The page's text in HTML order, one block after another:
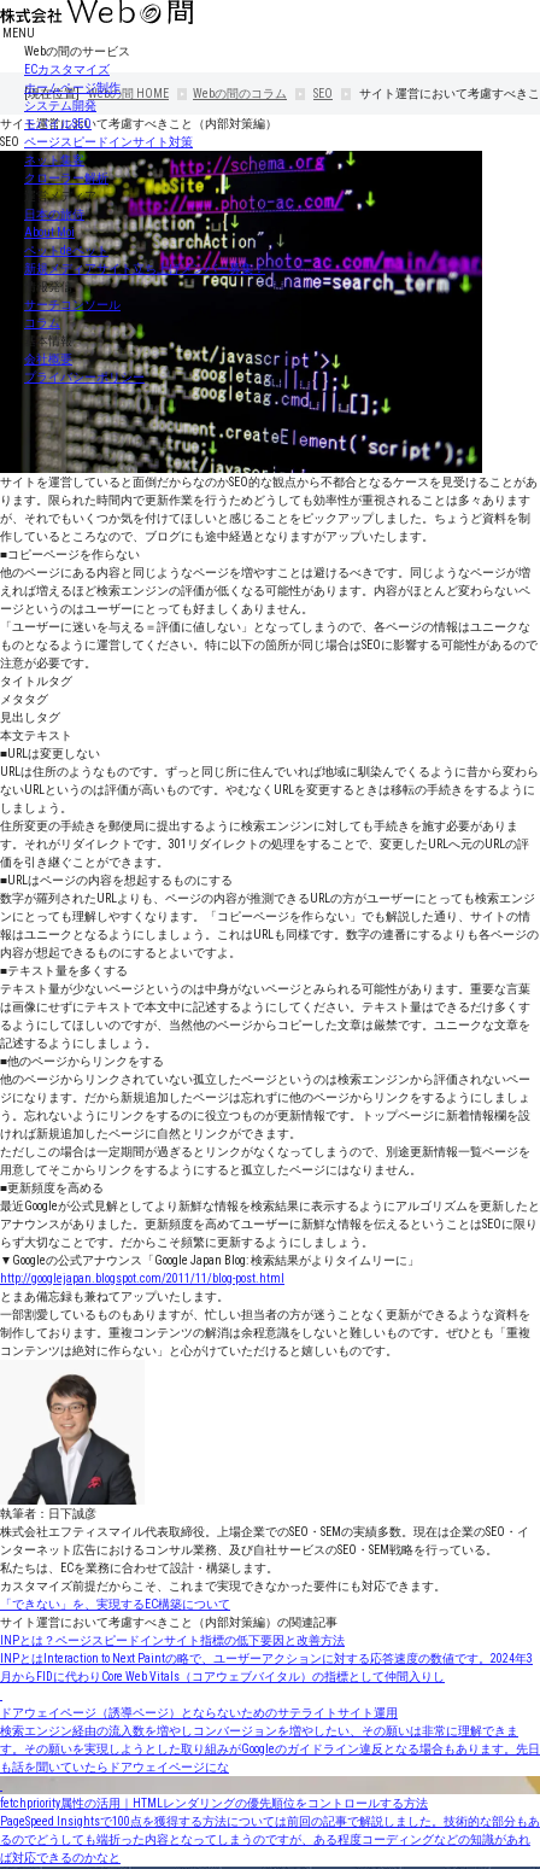
[現在位置] Webの間 HOME Webの間のコラム SEO サイト運営において考慮すべき
サイト運営において考慮すべきこと（内部対策編）
SEO
サイトを運営していると面倒だからなのかSEO的な観点から不都合となるケースを見受けることがあ
ります。限られた時間内で更新作業を行うためどうしても効率性が重視されることは多々あります
が、それでもいくつか気を付けてほしいと感じることをピックアップしました。ちょうど資料を制
作しているところなので、ブログにも途中経過となりますがアップいたします。
■コピーページを作らない
他のページにある内容と同じようなページを増やすことは避けるべきです。同じようなページが増
えれば増えるほど検索エンジンの評価が低くなる可能性があります。内容がほとんど変わらないペ
ージというのはユーザーにとっても好ましくありません。
「ユーザーに迷いを与える＝評価に値しない」となってしまうので、各ページの情報はユニークな
ものとなるように運営してください。特に以下の箇所が同じ場合はSEOに影響する可能性があるので
注意が必要です。
タイトルタグ
メタタグ
見出しタグ
本文テキスト
■URLは変更しない
URLは住所のようなものです。ずっと同じ所に住んでいれば地域に馴染んでくるように昔から変わら
ないURLというのは評価が高いものです。やむなくURLを変更するときは移転の手続きをするように
しましょう。
住所変更の手続きを郵便局に提出するように検索エンジンに対しても手続きを施す必要がありま
す。それがリダイレクトです。301リダイレクトの処理をすることで、変更したURLへ元のURLの評
価を引き継ぐことができます。
■URLはページの内容を想起するものにする
数字が羅列されたURLよりも、ページの内容が推測できるURLの方がユーザーにとっても検索エンジ
ンにとっても理解しやすくなります。「コピーページを作らない」でも解説した通り、サイトの情
報はユニークとなるようにしましょう。これはURLも同様です。数字の連番にするよりも各ページの
内容が想起できるものにするとよいですよ。
■テキスト量を多くする
テキスト量が少ないページというのは中身がないページとみられる可能性があります。重要な言葉
は画像にせずにテキストで本文中に記述するようにしてください。テキスト量はできるだけ多くす
るようにしてほしいのですが、当然他のページからコピーした文章は厳禁です。ユニークな文章を
記述するようにしましょう。
■他のページからリンクをする
他のページからリンクされていない孤立したページというのは検索エンジンから評価されないペー
ジになります。だから新規追加したページは忘れずに他のページからリンクをするようにしましょ
う。忘れないようにリンクをするのに役立つものが更新情報です。トップページに新着情報欄を設
ければ新規追加したページに自然とリンクができます。
ただしこの場合は一定期間が過ぎるとリンクがなくなってしまうので、別途更新情報一覧ページを
用意してそこからリンクをするようにすると孤立したページにはなりません。
■更新頻度を高める
最近Googleが公式見解としてより新鮮な情報を検索結果に表示するようにアルゴリズムを更新したと
アナウンスがありました。更新頻度を高めてユーザーに新鮮な情報を伝えるということはSEOに限り
らず大切なことです。だからこそ頻繁に更新するようにしましょう。
▼Googleの公式アナウンス「Google Japan Blog: 検索結果がよりタイムリーに」
http://googlejapan.blogspot.com/2011/11/blog-post.html
とまあ備忘録も兼ねてアップいたします。
一部割愛しているものもありますが、忙しい担当者の方が迷うことなく更新ができるような資料を
制作しております。重複コンテンツの解消は余程意識をしないと難しいものです。ぜひとも「重複
コンテンツは絶対に作らない」と心がけていただけると嬉しいものです。
執筆者：日下誠彦
株式会社エフティスマイル代表取締役。上場企業でのSEO・SEMの実績多数。現在は企業のSEO・イ
ンターネット広告におけるコンサル業務、及び自社サービスのSEO・SEM戦略を行っている。
私たちは、ECを業務に合わせて設計・構築します。
カスタマイズ前提だからこそ、これまで実現できなかった要件にも対応できます。
「できない」を、実現するEC構築について
サイト運営において考慮すべきこと（内部対策編）の関連記事
INPとは？ページスピードインサイト指標の低下要因と改善方法
INPとはInteraction to Next Paintの略で、ユーザーアクションに対する応答速度の数値です。2024年3
月からFIDに代わりCore Web Vitals（コアウェブバイタル）の指標として仲間入りし
ドアウェイページ（誘導ページ）とならないためのサテライトサイト運用
検索エンジン経由の流入数を増やしコンバージョンを増やしたい、その願いは非常に理解できま
す。その願いを実現しようとした取り組みがGoogleのガイドライン違反となる場合もあります。先日
も話を聞いていたらドアウェイページにな
fetchpriority属性の活用｜HTMLレンダリングの優先順位をコントロールする方法
PageSpeed Insightsで100点を獲得する方法については前回の記事で解説しました。技術的な部分もあ
るのでどうしても端折った内容となってしまうのですが、ある程度コーディングなどの知識があれ
ば対応できるのかなと
MENU
Webの間のサービス
ECカスタマイズ
ホームページ制作
システム開発
モバイルSEO
ページスピードインサイト対策
ネット集客
クローラー解析
運営メディア
日本の旅侍
About Moi
ペットdeペット
新規メディアサイト立ち上げメンバー募集！
情報発信
サーチコンソール
コラム
基本情報
会社概要
プライバシーポリシー